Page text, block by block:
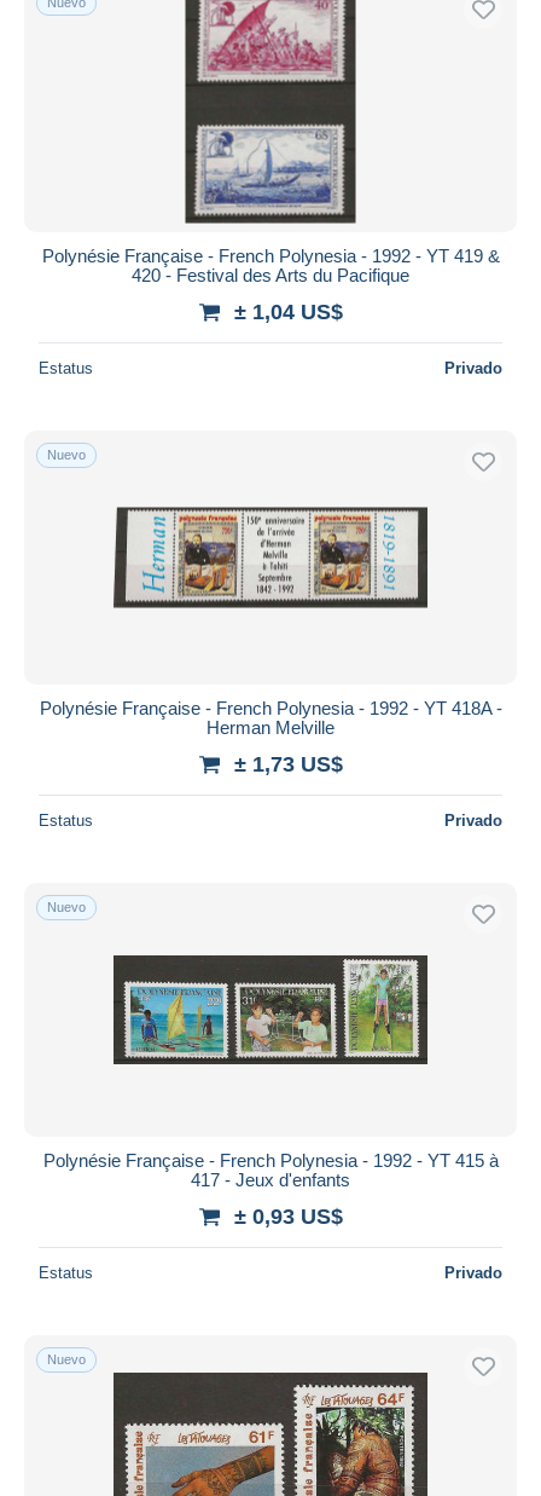
Polynésie Française - French Polynesia - 1992 - YT 419 &
420 - Festival des Arts du Pacifique
± 1,04 US$
Estatus Privado
Nuevo
Polynésie Française - French Polynesia - 1992 - YT 418A -
Herman Melville
± 1,73 US$
Estatus Privado
Nuevo
Polynésie Française - French Polynesia - 1992 - YT 415 à
417 - Jeux d'enfants
± 0,93 US$
Estatus Privado
Nuevo